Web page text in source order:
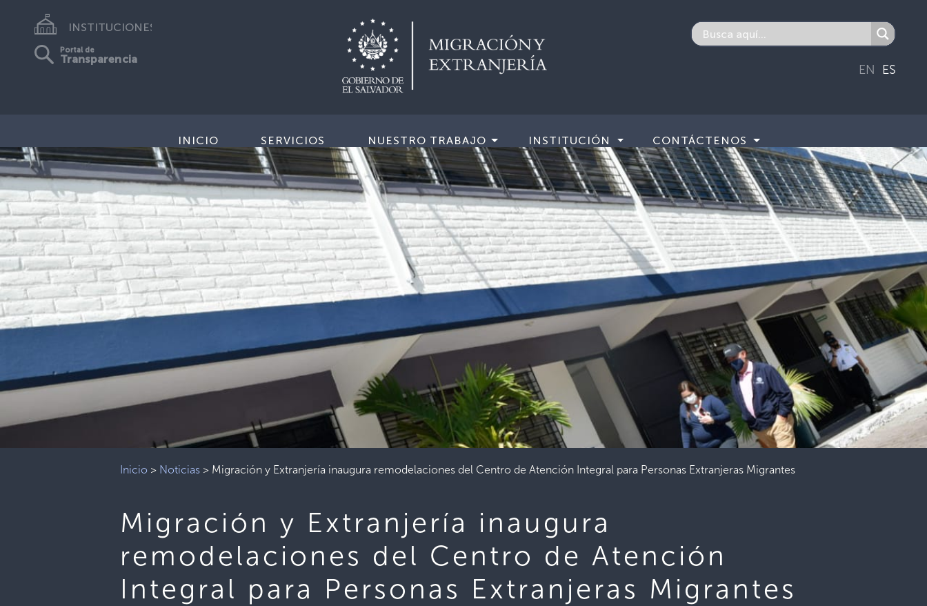
INSTITUCIONES
Portal de
Transparencia
EN ES
INICIO SERVICIOS NUESTRO TRABAJO INSTITUCIÓN CONTÁCTENOS
Inicio > Noticias > Migración y Extranjería inaugura remodelaciones del Centro de Atención Integral para Personas Extranjeras Migrantes
Migración y Extranjería inaugura
remodelaciones del Centro de Atención
Integral para Personas Extranjeras Migrantes